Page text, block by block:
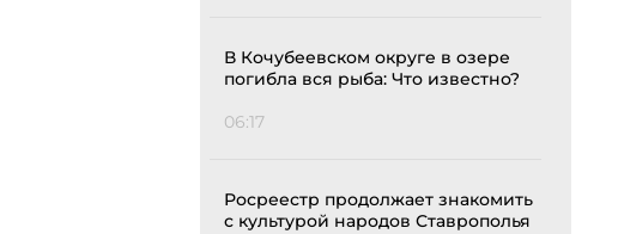
В Кочубеевском округе в озере
погибла вся рыба: Что известно?
06:17
Росреестр продолжает знакомить
с культурой народов Ставрополья